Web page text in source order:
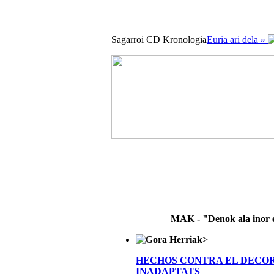
Sagarroi CD KronologiaEuria ari dela »
MAK - "Denok ala inor
>
HECHOS CONTRA EL
INADAPTATS